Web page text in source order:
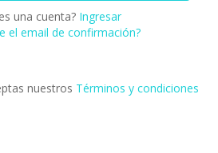
una cuenta? Ingresar
el email de confirmación?
nuestros Términos y condiciones